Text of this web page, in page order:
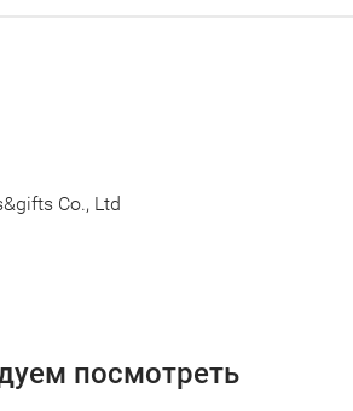
Co., Ltd
посмотреть